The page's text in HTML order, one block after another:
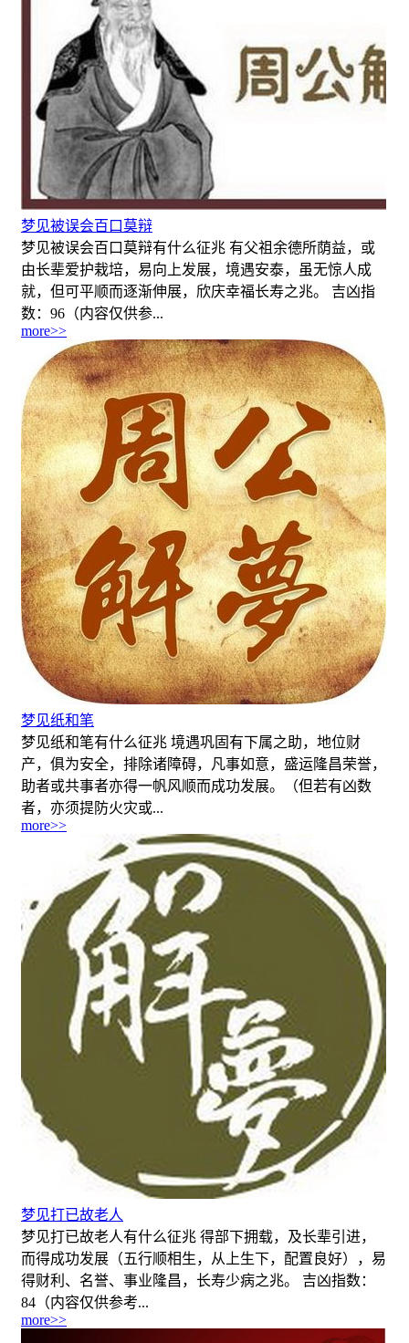
梦见被误会百口莫辩
梦见被误会百口莫辩有什么征兆 有父祖余德所荫益，或
由长辈爱护栽培，易向上发展，境遇安泰，虽无惊人成
就，但可平顺而逐渐伸展，欣庆幸福长寿之兆。 吉凶指
数：96（内容仅供参...
more>>
梦见纸和笔
梦见纸和笔有什么征兆 境遇巩固有下属之助，地位财
产，俱为安全，排除诸障碍，凡事如意，盛运隆昌荣誉，
助者或共事者亦得一帆风顺而成功发展。（但若有凶数
者，亦须提防火灾或...
more>>
梦见打已故老人
梦见打已故老人有什么征兆 得部下拥载，及长辈引进，
而得成功发展（五行顺相生，从上生下，配置良好），易
得财利、名誉、事业隆昌，长寿少病之兆。 吉凶指数：
84（内容仅供参考...
more>>